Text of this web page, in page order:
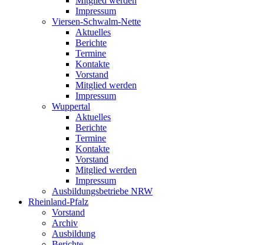
Impressum
Viersen-Schwalm-Nette
Aktuelles
Berichte
Termine
Kontakte
Vorstand
Mitglied werden
Impressum
Wuppertal
Aktuelles
Berichte
Termine
Kontakte
Vorstand
Mitglied werden
Impressum
Ausbildungsbetriebe NRW
Rheinland-Pfalz
Vorstand
Archiv
Ausbildung